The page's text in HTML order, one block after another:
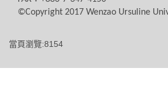
©Copyright 2017 Wenzao Ursuline
當頁瀏覽:8154